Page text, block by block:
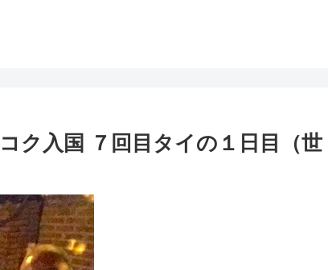
ク入国 ７回目タイの１日目（世